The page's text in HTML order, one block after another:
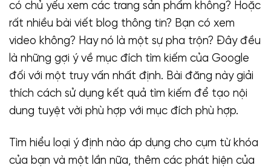
có chủ yếu xem các trang sản phẩm không? Hoặc
rất nhiều bài viết blog thông tin? Bạn có xem
video không? Hay nó là một sự pha trộn? Đây đều
là những gợi ý về mục đích tìm kiếm của Google
đối với một truy vấn nhất định. Bài đăng này giải
thích cách sử dụng kết quả tìm kiếm để tạo nội
dung tuyệt vời phù hợp với mục đích phù hợp.
Tìm hiểu loại ý định nào áp dụng cho cụm từ khóa
của bạn và một lần nữa, thêm các phát hiện của